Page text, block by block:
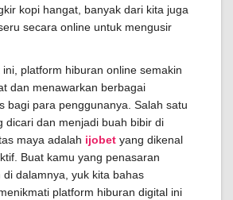
kopi hangat, banyak dari kita juga
secara online untuk mengusir
platform hiburan online semakin
dan menawarkan berbagai
bagi para penggunanya. Salah satu
dicari dan menjadi buah bibir di
maya adalah ijobet yang dikenal
Buat kamu yang penasaran
dalamnya, yuk kita bahas
platform hiburan digital ini